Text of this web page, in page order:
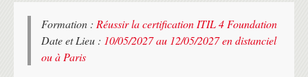
Formation : Réussir la certification ITIL 4 Foundation
Date et Lieu : 10/05/2027 au 12/05/2027 en distanciel
ou à Paris